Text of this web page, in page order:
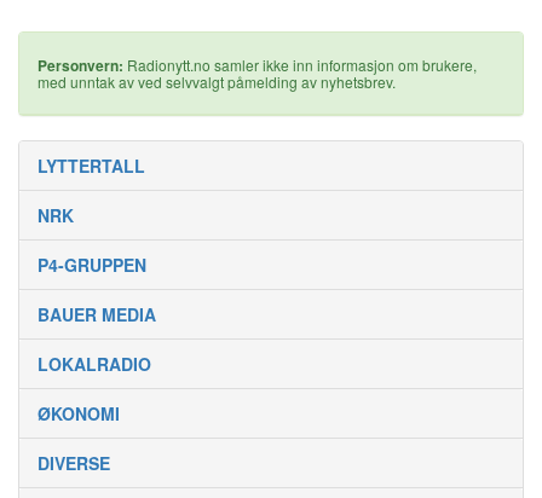
Personvern: Radionytt.no samler ikke inn informasjon om brukere,
med unntak av ved selvvalgt påmelding av nyhetsbrev.
LYTTERTALL
NRK
P4-GRUPPEN
BAUER MEDIA
LOKALRADIO
ØKONOMI
DIVERSE